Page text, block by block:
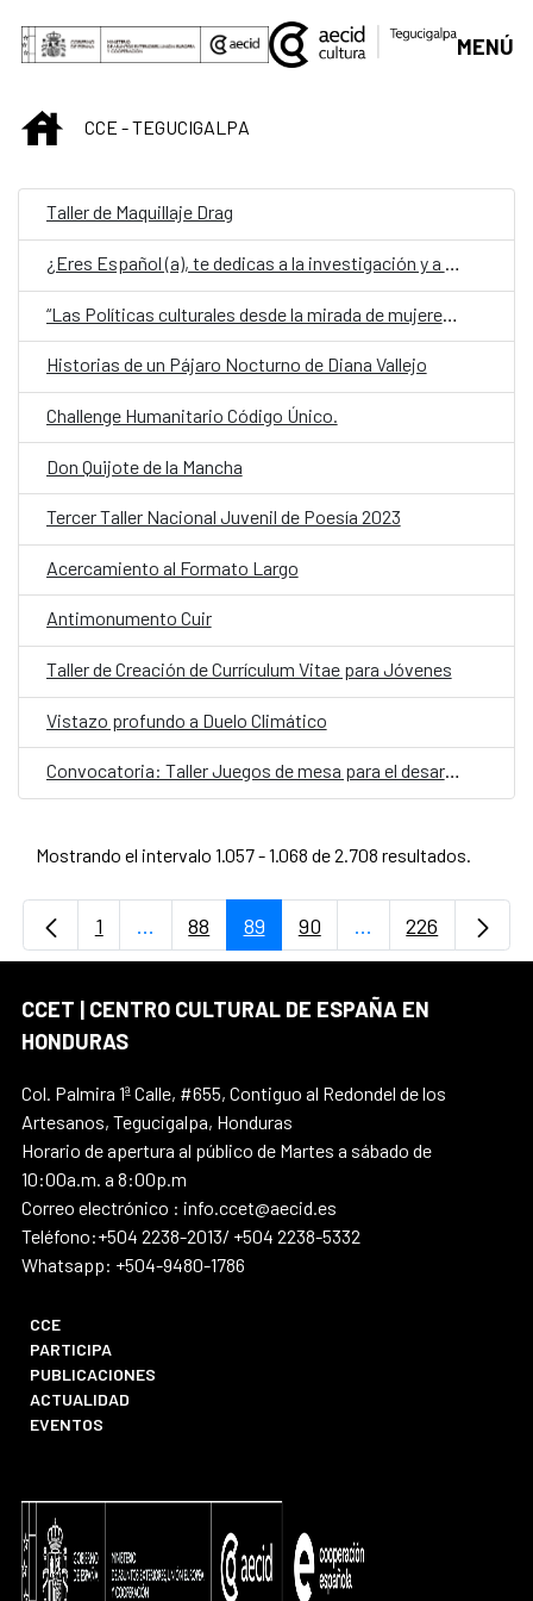
Saltar al contenido principal
MENÚ
INICIOCCE - TEGUCIGALPA
Taller de Maquillaje Drag
¿Eres Español (a), te dedicas a la investigación y a la ciencia, y te encuentras en Centroamérica?
“Las Políticas culturales desde la mirada de mujeres y jóvenes creadorxs”
Historias de un Pájaro Nocturno de Diana Vallejo
Challenge Humanitario Código Único.
Don Quijote de la Mancha
Tercer Taller Nacional Juvenil de Poesía 2023
Acercamiento al Formato Largo
Antimonumento Cuir
Taller de Creación de Currículum Vitae para Jóvenes
Vistazo profundo a Duelo Climático
Convocatoria: Taller Juegos de mesa para el desarrollo
Mostrando el intervalo 1.057 - 1.068 de 2.708 resultados.
Página
1 ...Páginas intermedias Use TAB para
Página
88 Página
89 Página
90 ...PáginasPágina
226
CCET | CENTRO CULTURAL DE ESPAÑA EN
HONDURAS
Col. Palmira 1ª Calle, #655, Contiguo al Redondel de los
Artesanos, Tegucigalpa, Honduras
Horario de apertura al público de Martes a sábado de
10:00a.m. a 8:00p.m
Correo electrónico : info.ccet@aecid.es
Teléfono:+504 2238-2013/ +504 2238-5332
Whatsapp: +504-9480-1786
CCE
PARTICIPA
PUBLICACIONES
ACTUALIDAD
EVENTOS